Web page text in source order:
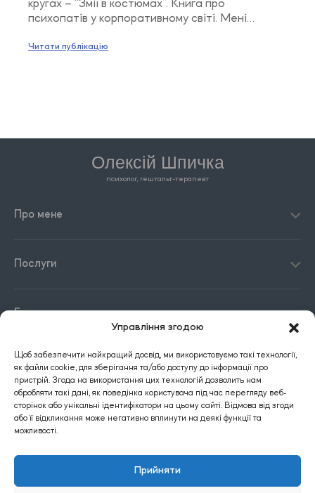
Управління згодою
Щоб забезпечити найкращий досвід, ми використовуємо такі технології,
як файли cookie, для зберігання та/або доступу до інформації про
пристрій. Згода на використання цих технологій дозволить нам
обробляти такі дані, як поведінка користувача під час перегляду веб-
сторінок або унікальні ідентифікатори на цьому сайті. Відмова від згоди
або її відкликання може негативно вплинути на деякі функції та
можливості.
Прийняти
кругах – “Змії в костюмах”. Книга про
психопатів у корпоративному світі. Мені
корпоративному світі, так і в побутовому/
Читати публікацію
Олексій Шпичка
психолог, гештальт-терапевт
Про мене
Послуги
Блог
Контакти
Website development Vlas Zubenko